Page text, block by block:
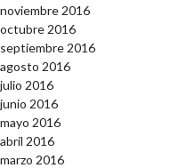
noviembre 2016
octubre 2016
septiembre 2016
agosto 2016
julio 2016
junio 2016
mayo 2016
abril 2016
marzo 2016